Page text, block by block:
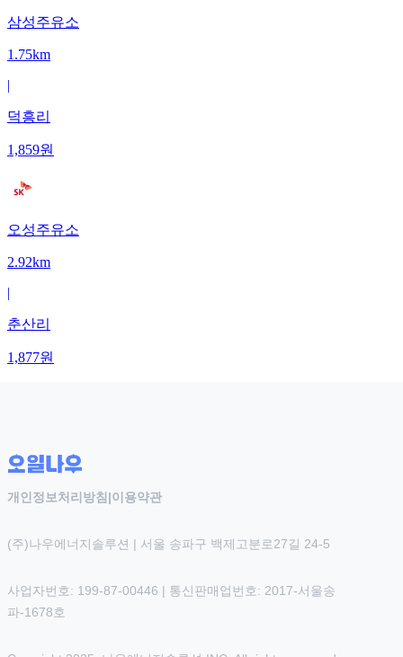
삼성주유소
1.75km
|
덕흥리
1,859원
오성주유소
2.92km
|
춘산리
1,877원
개인정보처리방침 |이용약관
(주)나우에너지솔루션 | 서울 송파구 백제고분로27길 24-5
사업자번호: 199-87-00446 | 통신판매업번호: 2017-서울송
파-1678호